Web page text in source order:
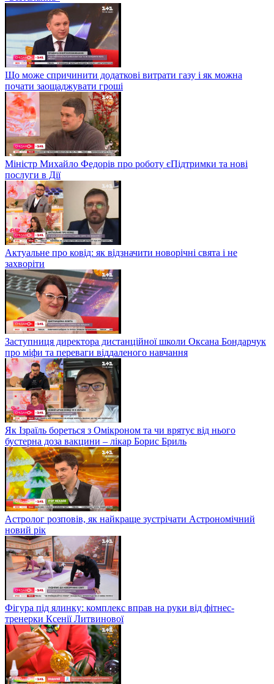
Що може спричинити додаткові витрати газу і як можна
почати заощаджувати гроші
Міністр Михайло Федорів про роботу єПідтримки та нові
послуги в Дії
Актуальне про ковід: як відзначити новорічні свята і не
захворіти
Заступниця директора дистанційної школи Оксана Бондарчук
про міфи та переваги віддаленого навчання
Як Ізраїль бореться з Омікроном та чи врятує від нього
бустерна доза вакцини – лікар Борис Бриль
Астролог розповів, як найкраще зустрічати Астрономічний
новий рік
Фігура під ялинку: комплекс вправ на руки від фітнес-
тренерки Ксенії Литвинової